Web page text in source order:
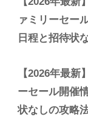
ァミリーセー
日程と招待状
【2026年最新
ーセール開催
状なしの攻略